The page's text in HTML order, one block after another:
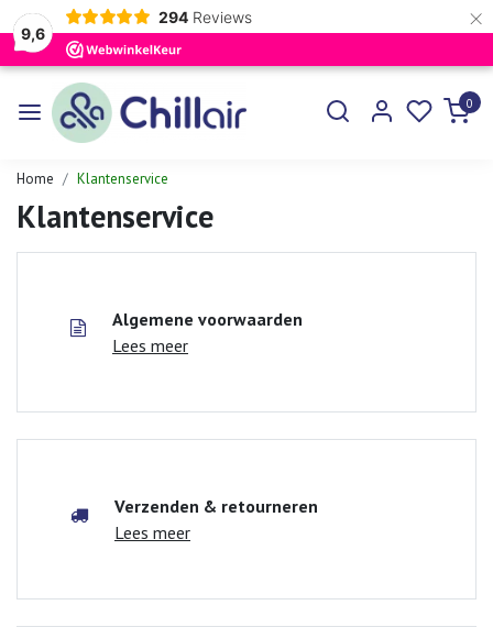
9,6
294 Reviews ×
0
Home Klantenservice
Klantenservice
Algemene voorwaarden
Lees meer
Verzenden & retourneren
Lees meer